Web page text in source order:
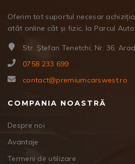
Oferim tot suportul necesar
atât online cât și fizic, la Parcul
Str. Ștefan Tenetchi, Nr. 36,
0758 233 699
contact@premiumcarswest.ro
COMPANIA NOASTRĂ
Despre noi
Avantaje
Termeni de utilizare